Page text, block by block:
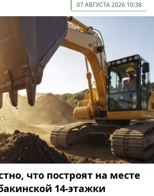
07 АВГУСТА 2026 10:38
что построят на месте
14-этажки